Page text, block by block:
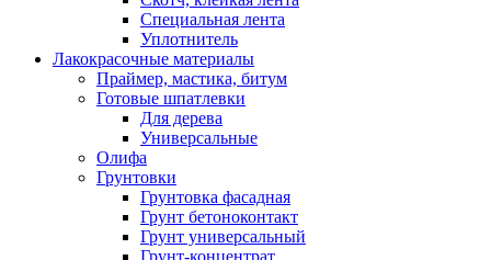
Специальная лента
Уплотнитель
Лакокрасочные материалы
Праймер, мастика, битум
Готовые шпатлевки
Для дерева
Универсальные
Олифа
Грунтовки
Грунтовка фасадная
Грунт бетоноконтакт
Грунт универсальный